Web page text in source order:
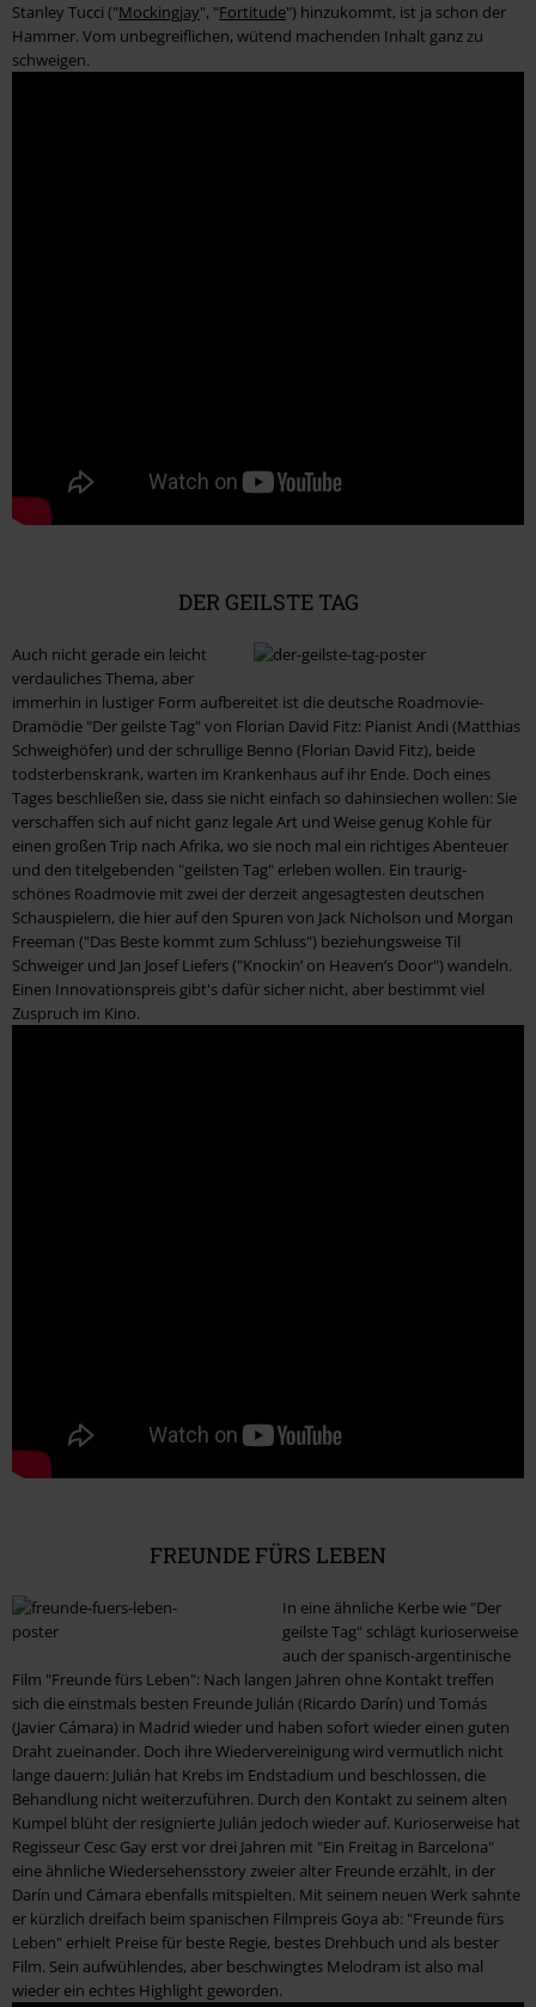
Stanley Tucci ("Mockingjay", "Fortitude") hinzukommt, ist ja schon der
Hammer. Vom unbegreiflichen, wütend machenden Inhalt ganz zu
schweigen.
DER GEILSTE TAG
Auch nicht gerade ein leicht
verdauliches Thema, aber
immerhin in lustiger Form aufbereitet ist die deutsche Roadmovie-
Dramödie "Der geilste Tag" von Florian David Fitz: Pianist Andi (Matthias
Schweighöfer) und der schrullige Benno (Florian David Fitz), beide
todsterbenskrank, warten im Krankenhaus auf ihr Ende. Doch eines
Tages beschließen sie, dass sie nicht einfach so dahinsiechen wollen: Sie
verschaffen sich auf nicht ganz legale Art und Weise genug Kohle für
einen großen Trip nach Afrika, wo sie noch mal ein richtiges Abenteuer
und den titelgebenden "geilsten Tag" erleben wollen. Ein traurig-
schönes Roadmovie mit zwei der derzeit angesagtesten deutschen
Schauspielern, die hier auf den Spuren von Jack Nicholson und Morgan
Freeman ("Das Beste kommt zum Schluss") beziehungsweise Til
Schweiger und Jan Josef Liefers ("Knockin’ on Heaven’s Door") wandeln.
Einen Innovationspreis gibt's dafür sicher nicht, aber bestimmt viel
Zuspruch im Kino.
FREUNDE FÜRS LEBEN
In eine ähnliche Kerbe wie "Der
geilste Tag" schlägt kurioserweise
auch der spanisch-argentinische
Film "Freunde fürs Leben": Nach langen Jahren ohne Kontakt treffen
sich die einstmals besten Freunde Julián (Ricardo Darín) und Tomás
(Javier Cámara) in Madrid wieder und haben sofort wieder einen guten
Draht zueinander. Doch ihre Wiedervereinigung wird vermutlich nicht
lange dauern: Julián hat Krebs im Endstadium und beschlossen, die
Behandlung nicht weiterzuführen. Durch den Kontakt zu seinem alten
Kumpel blüht der resignierte Julián jedoch wieder auf. Kurioserweise hat
Regisseur Cesc Gay erst vor drei Jahren mit "Ein Freitag in Barcelona"
eine ähnliche Wiedersehensstory zweier alter Freunde erzählt, in der
Darín und Cámara ebenfalls mitspielten. Mit seinem neuen Werk sahnte
er kürzlich dreifach beim spanischen Filmpreis Goya ab: "Freunde fürs
Leben" erhielt Preise für beste Regie, bestes Drehbuch und als bester
Film. Sein aufwühlendes, aber beschwingtes Melodram ist also mal
wieder ein echtes Highlight geworden.